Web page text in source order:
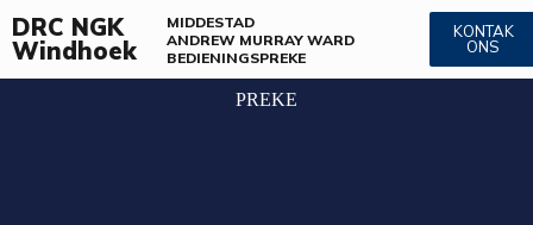
DRC NGK
Windhoek
MIDDESTAD
ANDREW MURRAY WARD
BEDIENINGSPREKE
KONTAK
ONS
PREKE